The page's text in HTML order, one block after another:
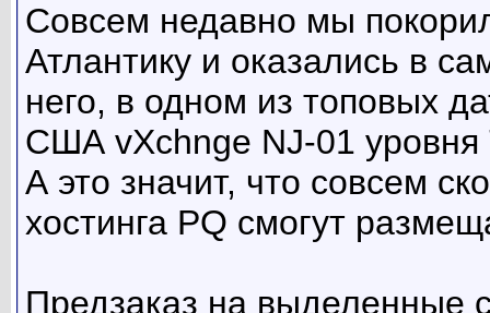
Совсем недавно мы
Атлантику и оказались в
него, в одном из топовых
США vXchnge NJ-01 уровня
А это значит, что совсем
хостинга PQ смогут
Предзаказ на выделенные